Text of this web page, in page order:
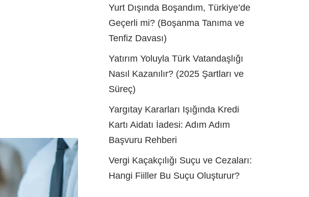
Yurt Dışında Boşandım, Türkiye’de
Geçerli mi? (Boşanma Tanıma ve
Tenfiz Davası)
Yatırım Yoluyla Türk Vatandaşlığı
Nasıl Kazanılır? (2025 Şartları ve
Süreç)
Yargıtay Kararları Işığında Kredi
Kartı Aidatı İadesi: Adım Adım
Başvuru Rehberi
Vergi Kaçakçılığı Suçu ve Cezaları:
Hangi Fiiller Bu Suçu Oluşturur?